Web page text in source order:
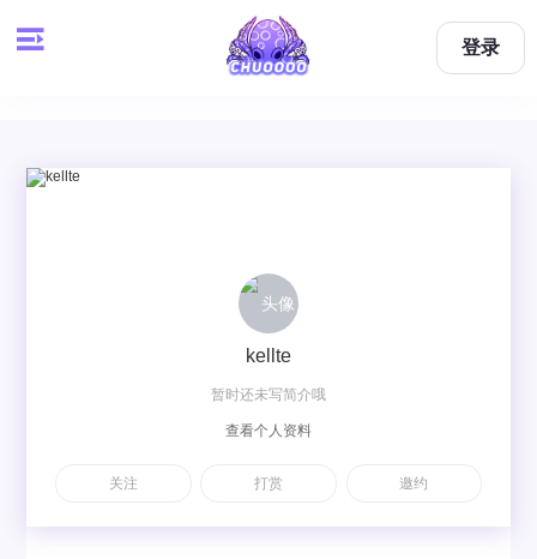
登录
kellte
暂时还未写简介哦
查看个人资料
关注 打赏 邀约